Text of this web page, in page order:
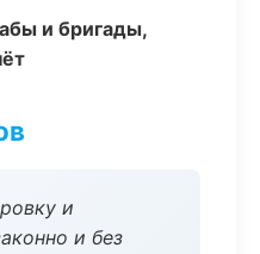
и бригады,
и
и без